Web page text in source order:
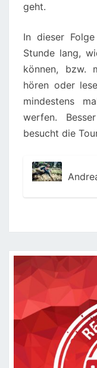
geht.
In dieser
Stunde lang,
können, bzw.
hören oder
mindestens
werfen.
besucht die